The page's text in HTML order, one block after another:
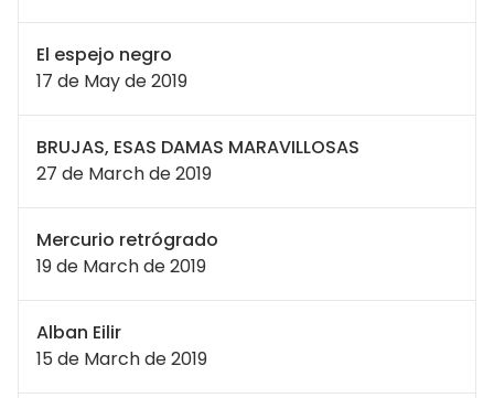
El espejo negro
17 de May de 2019
BRUJAS, ESAS DAMAS MARAVILLOSAS
27 de March de 2019
Mercurio retrógrado
19 de March de 2019
Alban Eilir
15 de March de 2019